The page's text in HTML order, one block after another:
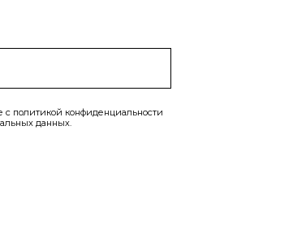
с политикой конфиденциальности
данных.